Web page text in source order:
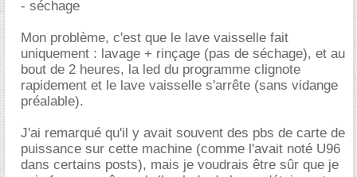
- séchage
Mon problème, c'est que le lave vaisselle fait
uniquement : lavage + rinçage (pas de séchage), et au
bout de 2 heures, la led du programme clignote
rapidement et le lave vaisselle s'arrête (sans vidange
préalable).
J'ai remarqué qu'il y avait souvent des pbs de carte de
puissance sur cette machine (comme l'avait noté U96
dans certains posts), mais je voudrais être sûr que je